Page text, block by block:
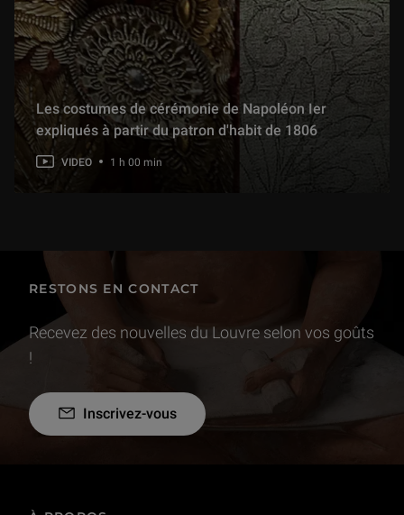
Les costumes de cérémonie de Napoléon Ier
expliqués à partir du patron d'habit de 1806
VIDEO 1 h 00 min
RESTONS EN CONTACT
Recevez des nouvelles du Louvre selon vos goûts
!
Inscrivez-vous